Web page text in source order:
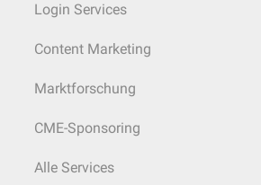
Login Services
Content Marketing
Marktforschung
CME-Sponsoring
Alle Services